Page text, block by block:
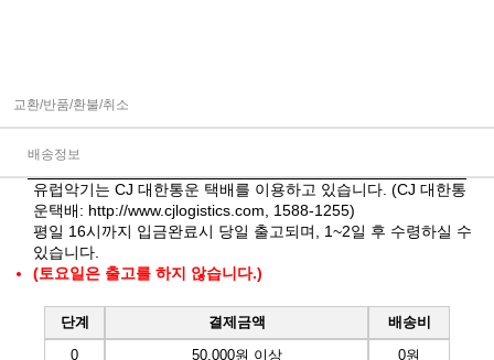
교환/반품/환불/취소
배송정보
유럽악기는 CJ 대한통운 택배를 이용하고 있습니다. (CJ 대한통
운택배: http://www.cjlogistics.com , 1588-1255)
평일 16시까지 입금완료시 당일 출고되며, 1~2일 후 수령하실 수
있습니다.
(토요일은 출고를 하지 않습니다.)
단계 결제금액
배송비
0
50,000원 이상
0원